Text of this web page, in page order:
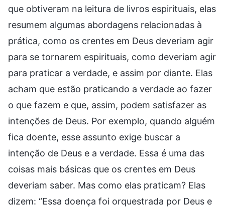
que obtiveram na leitura de livros espirituais, elas
resumem algumas abordagens relacionadas à
prática, como os crentes em Deus deveriam agir
para se tornarem espirituais, como deveriam agir
para praticar a verdade, e assim por diante. Elas
acham que estão praticando a verdade ao fazer
o que fazem e que, assim, podem satisfazer as
intenções de Deus. Por exemplo, quando alguém
fica doente, esse assunto exige buscar a
intenção de Deus e a verdade. Essa é uma das
coisas mais básicas que os crentes em Deus
deveriam saber. Mas como elas praticam? Elas
dizem: “Essa doença foi orquestrada por Deus e